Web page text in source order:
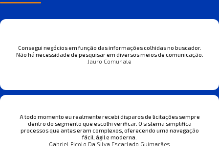
Consegui negócios em função das informações colhidas no buscador.
Não há necessidade de pesquisar em diversos meios de comunicação.
Jauro Comunale
A todo momento eu realmente recebi disparos de licitações sempre
dentro do segmento que escolhi verificar. O sistema simplifica
processos que antes eram complexos, oferecendo uma navegação
fácil, ágil e moderna.
Gabriel Picolo Da Silva Escarlado Guimarães